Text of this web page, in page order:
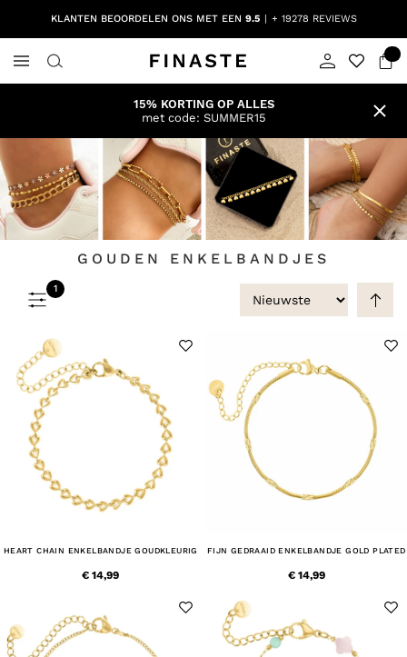
KLANTEN BEOORDELEN ONS MET EEN 9.5 + 19278 REVIEWS
15% KORTING OP ALLES
met code: SUMMER15
GOUDEN ENKELBANDJES
1
HEART CHAIN ENKELBANDJE GOUDKLEURIG
€ 14,99
FIJN GEDRAAID ENKELBANDJE GOLD PLATED
€ 14,99